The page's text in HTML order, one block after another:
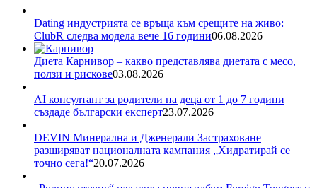
Dating индустрията се връща към срещите на живо:
ClubR следва модела вече 16 години06.08.2026
Диета Карнивор – какво представлява диетата с месо,
ползи и рискове03.08.2026
AI консултант за родители на деца от 1 до 7 години
създаде български експерт23.07.2026
DEVIN Минерална и Дженерали Застраховане
разширяват националната кампания „Хидратирай се
точно сега!“20.07.2026